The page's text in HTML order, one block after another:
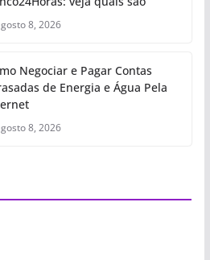
8, 2026
Negociar e Pagar Contas
de Energia e Água Pela
8, 2026